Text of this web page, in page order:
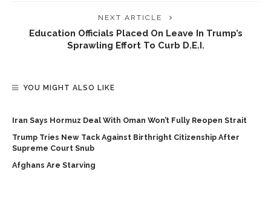
NEXT ARTICLE
Education Officials Placed On Leave In Trump’s
Sprawling Effort To Curb D.E.I.
YOU MIGHT ALSO LIKE
Iran Says Hormuz Deal With Oman Won’t Fully Reopen Strait
Trump Tries New Tack Against Birthright Citizenship After
Supreme Court Snub
Afghans Are Starving